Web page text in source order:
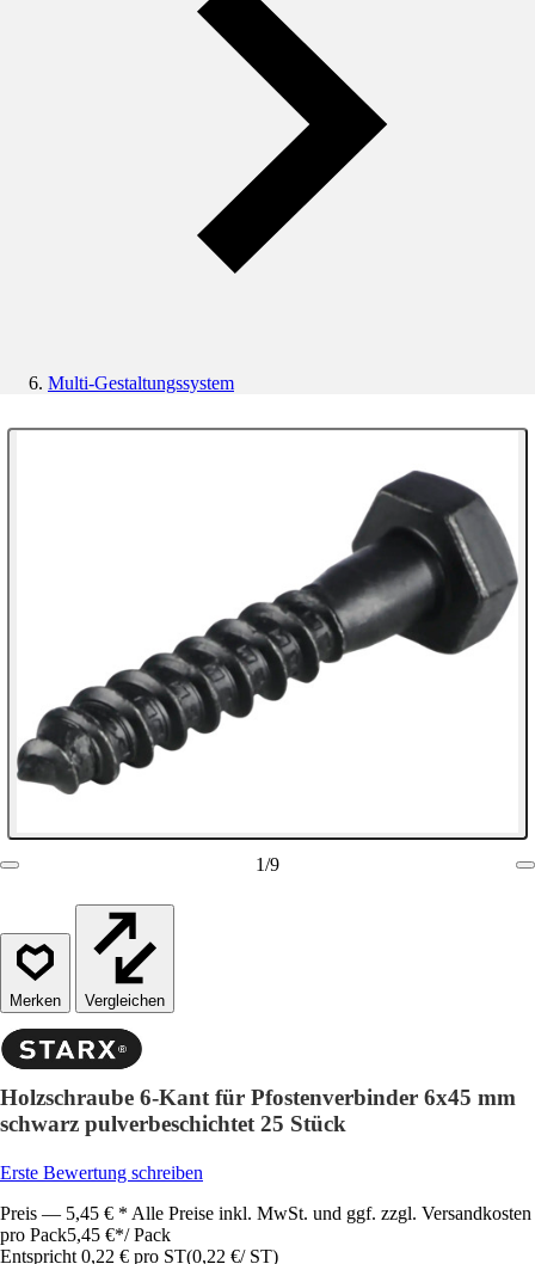
Multi-Gestaltungssystem
1/9
Vergleichen
Holzschraube 6-Kant für Pfostenverbinder 6x45 mm
schwarz pulverbeschichtet 25 Stück
Erste Bewertung schreiben
Preis — 5,45 € * Alle Preise inkl. MwSt. und ggf. zzgl. Versandkosten
pro Pack5,45 €*/ Pack
Entspricht 0,22 € pro ST(0,22 €/ ST)